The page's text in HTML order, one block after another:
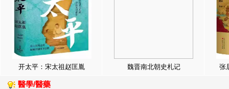
开太平：宋太祖赵匡胤 魏晋南北朝史札记 张
醫學/醫藥